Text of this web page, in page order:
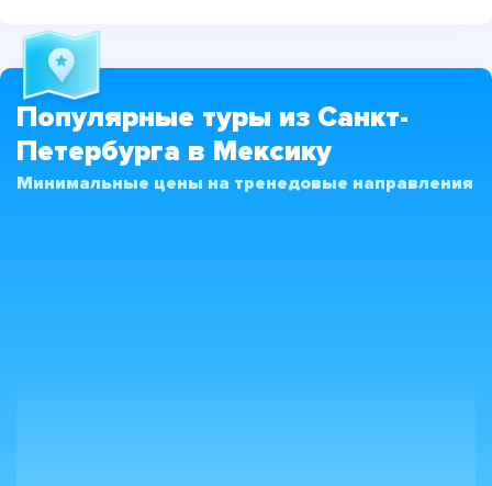
Популярные туры из Санкт-
Петербурга в Мексику
Минимальные цены на тренедовые направления